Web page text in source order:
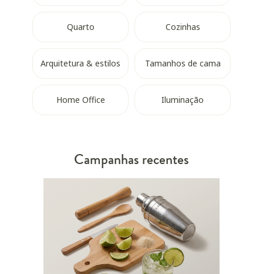
Quarto Cozinhas
Arquitetura & estilos Tamanhos de cama
Home Office Iluminação
Campanhas recentes